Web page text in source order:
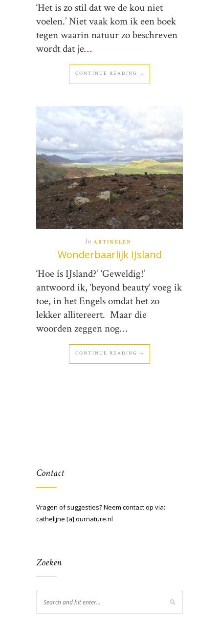
‘Het is zo stil dat we de kou niet
voelen.’ Niet vaak kom ik een boek
tegen waarin natuur zo beschreven
wordt dat je…
CONTINUE READING →
In ARTIKELEN
Wonderbaarlijk IJsland
‘Hoe ís IJsland?’ ‘Geweldig!’
antwoord ik, ‘beyond beauty‘ voeg ik
toe, in het Engels omdat het zo
lekker allitereert. Maar die
woorden zeggen nog…
CONTINUE READING →
Contact
Vragen of suggesties? Neem contact op via:
cathelijne [a] ournature.nl
Zoeken